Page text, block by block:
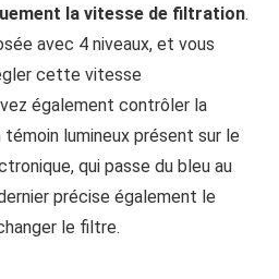
la vitesse de filtration.
avec 4 niveaux, et vous
cette vitesse
également contrôler la
témoin lumineux présent sur le
qui passe du bleu au
précise également le
le filtre.